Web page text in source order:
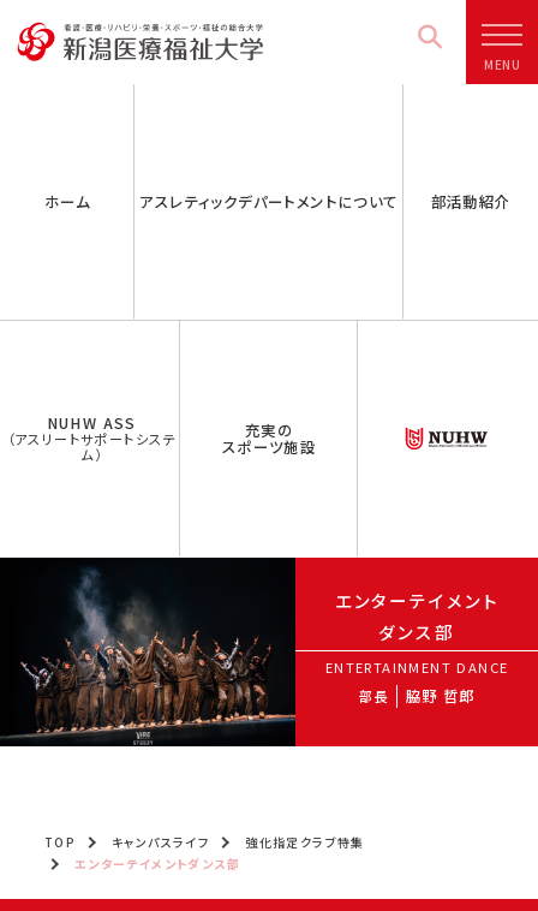
MENU
ホーム アスレティックデパートメントについて 部活動紹介
NUHW ASS
（アスリートサポートシステ
ム）
充実の
スポーツ施設
エンターテイメント
ダンス部
ENTERTAINMENT DANCE
部長
脇野 哲郎
TOP キャンパスライフ
強化指定クラブ特集
エンターテイメントダンス部